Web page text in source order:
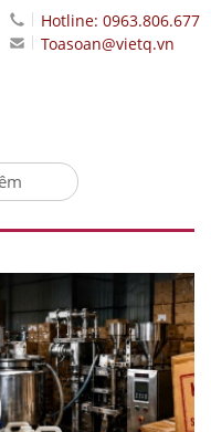
Hotline: 0963.806.677
Toasoan@vietq.vn